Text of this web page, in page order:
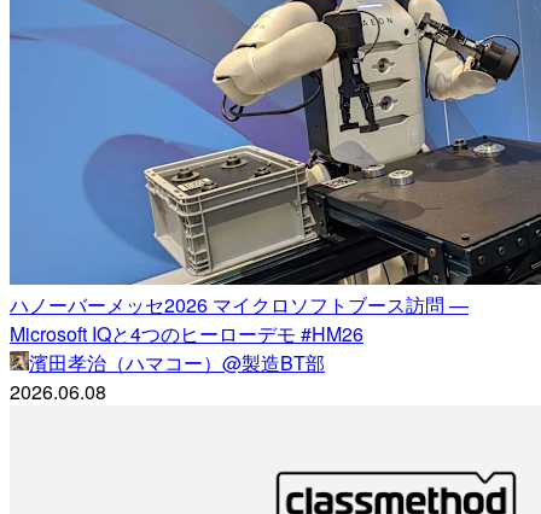
ハノーバーメッセ2026 マイクロソフトブース訪問 —
Microsoft IQと4つのヒーローデモ #HM26
濱田孝治（ハマコー）@製造BT部
2026.06.08